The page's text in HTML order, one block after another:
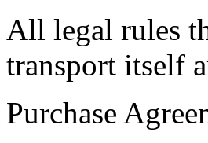
All legal rules
transport itself
Purchase